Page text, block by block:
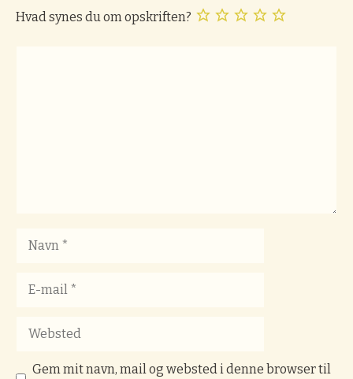
Hvad synes du om opskriften?
mail
Websted
Gem mit navn, mail og websted i denne browser til